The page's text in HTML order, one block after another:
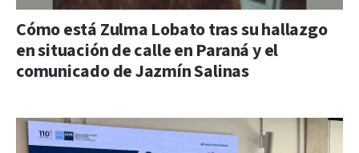
Cómo está Zulma Lobato tras su hallazgo
en situación de calle en Paraná y el
comunicado de Jazmín Salinas